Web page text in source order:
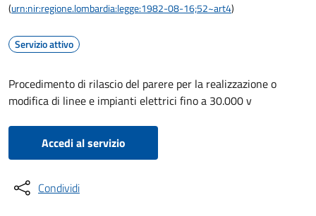
(urn:nir:regione.lombardia:legge:1982-08-16;52~art4)
Servizio attivo
Procedimento di rilascio del parere per la realizzazione o
modifica di linee e impianti elettrici fino a 30.000 v
Accedi al servizio
Condividi